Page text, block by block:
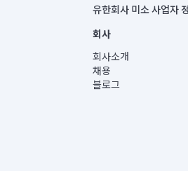
유한회사 미소 사업자
사업자등록번호 : 291-
통신판매신고번호 :
대표이사 : CHING
주소 | 본사: 서울특별시
컨택센터 : 서울특별시
회사
회사소개
채용
블로그